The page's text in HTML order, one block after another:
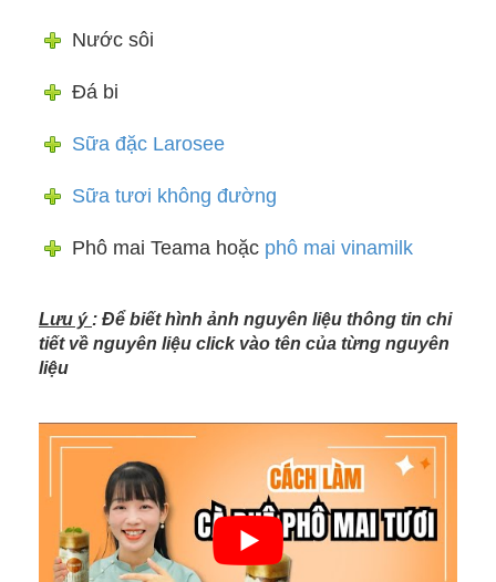
Nước sôi
Đá bi
Sữa đặc Larosee
Sữa tươi không đường
Phô mai Teama hoặc phô mai vinamilk
Lưu ý : Để biết hình ảnh nguyên liệu thông tin chi
tiết về nguyên liệu click vào tên của từng nguyên
liệu